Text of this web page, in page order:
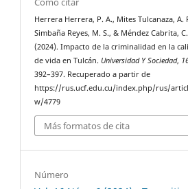
Herrera Herrera, P. A., Mites Tulcanaza, A.
Simbaña Reyes, M. S., & Méndez Cabrita,
(2024). Impacto de la criminalidad en la
de vida en Tulcán. Universidad Y Sociedad,
392–397. Recuperado a partir de
https://rus.ucf.edu.cu/index.php/rus/
w/4779
Más formatos de cita
Número